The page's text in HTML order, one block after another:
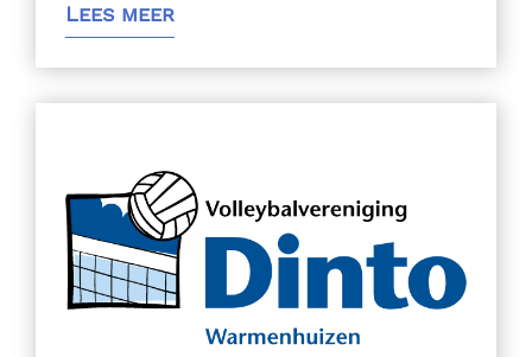
Lees meer